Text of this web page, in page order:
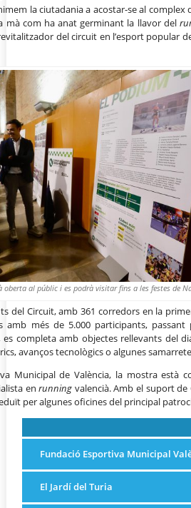
la ciutadania a acostar-se al complex
mà com ha anat germinant la llavor del
del circuit en l’esport popular
oberta al públic i es podrà visitar fins a les festes de
del Circuit, amb 361 corredors en la
amb més de 5.000 participants,
completa amb objectes rellevants del
avanços tecnològics o algunes
Municipal de València, la mostra està
enrunning valencià. Amb el suport de
per algunes oficines del principal
Fundació Esportiva Municipal
El Jardí del Turia